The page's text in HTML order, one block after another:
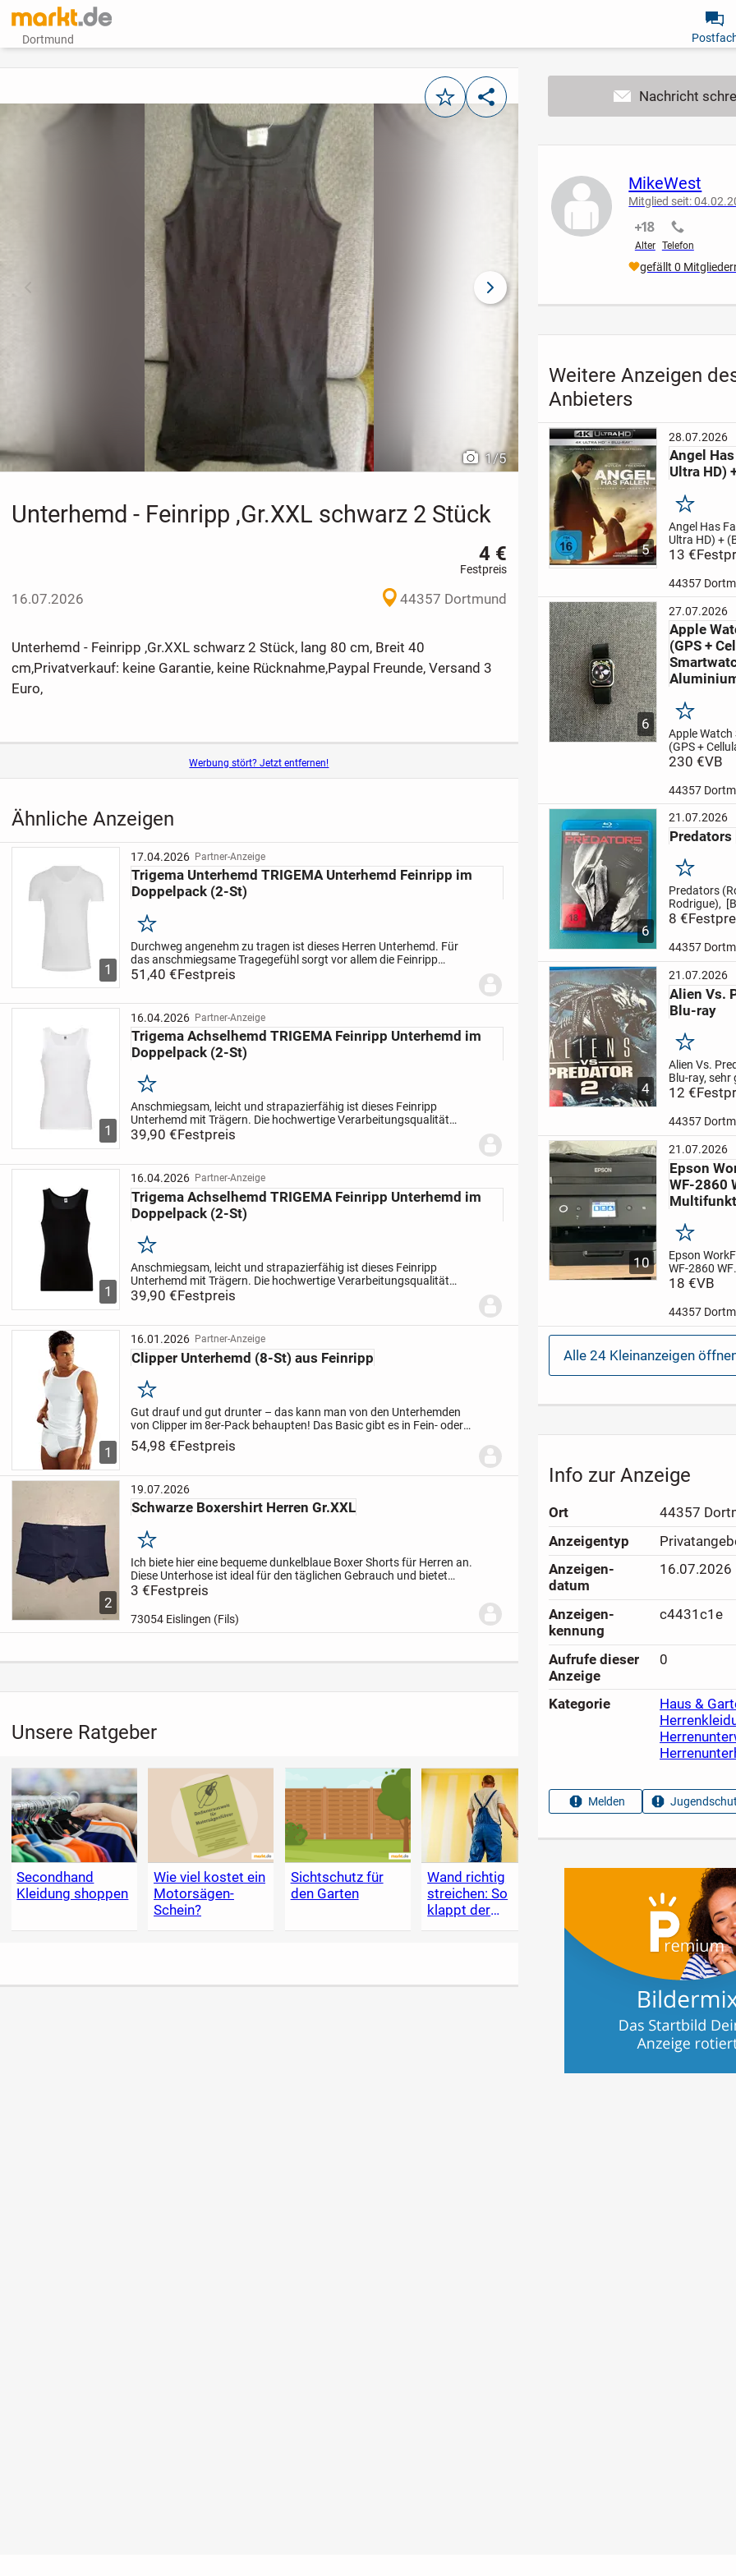
Dortmund
MerkenTeilen
vorheriges Bild
1/5
nächstes Bild
Unterhemd - Feinripp ,Gr.XXL schwarz 2 Stück
4 €
Festpreis
16.07.2026 44357 Dortmund
Unterhemd - Feinripp ,Gr.XXL schwarz 2 Stück, lang 80 cm, Breit 40
cm,Privatverkauf: keine Garantie, keine Rücknahme,Paypal Freunde, Versand 3
Euro,
Werbung stört? Jetzt entfernen!
Ähnliche Anzeigen
1
17.04.2026 Partner-Anzeige
Trigema Unterhemd TRIGEMA Unterhemd Feinripp im
Doppelpack (2-St)
Merken
Durchweg angenehm zu tragen ist dieses Herren Unterhemd. Für
das anschmiegsame Tragegefühl sorgt vor allem die Feinripp
Qualität aus reiner Biobaumwolle. Im Schlauch gestrickt, entfallen
die...
51,40 €Festpreis
1
16.04.2026 Partner-Anzeige
Trigema Achselhemd TRIGEMA Feinripp Unterhemd im
Doppelpack (2-St)
Merken
Anschmiegsam, leicht und strapazierfähig ist dieses Feinripp
Unterhemd mit Trägern. Die hochwertige Verarbeitungsqualität
sorgt für den perfekten Sitz und macht das Tragen des pflegleichten
39,90 €Festpreis
1
16.04.2026 Partner-Anzeige
Trigema Achselhemd TRIGEMA Feinripp Unterhemd im
Doppelpack (2-St)
Merken
Anschmiegsam, leicht und strapazierfähig ist dieses Feinripp
Unterhemd mit Trägern. Die hochwertige Verarbeitungsqualität
sorgt für den perfekten Sitz und macht das Tragen des pflegleichten
39,90 €Festpreis
1
16.01.2026 Partner-Anzeige
Clipper Unterhemd (8-St) aus Feinripp
Merken
Gut drauf und gut drunter – das kann man von den Unterhemden
von Clipper im 8er-Pack behaupten! Das Basic gibt es in Fein- oder
Doppelripp-Variante und begeistert mit einem schlichten Design mit
einem...
54,98 €Festpreis
2
19.07.2026
Schwarze Boxershirt Herren Gr.XXL
Merken
Ich biete hier eine bequeme dunkelblaue Boxer Shorts für Herren an.
Diese Unterhose ist ideal für den täglichen Gebrauch und bietet
angenehmen Tragekomfort.
3 €Festpreis
73054 Eislingen (Fils)
Unsere Ratgeber
Secondhand
Kleidung shoppen
Wie viel kostet ein
Motorsägen-
Schein?
Sichtschutz für
den Garten
Wand richtig
streichen: So
klappt der
Anstrich
zum
MikeWest
Mitglied seit:
Alter
nicht verifiziert
Telefon
nicht
gefällt 0
Weitere Anzeigen
Anbieters
5
28.07.2026
Angel
Ultra HD)
Merken
Angel Has
Ultra HD) +
Garantie,keine
13 €
44357
6
27.07.2026
Apple
(GPS +
Merken
Apple Watch
(GPS +
Smartwatch
Apps, sehr gut
91 %, Case,
230 €VB
44357
6
21.07.2026
Predators
Merken
Predators
Rodrigue),
,sehr gut
Garantie,
Freunde,
Euro,
8 €
44357
4
21.07.2026
Alien Vs.
Blu-ray
Merken
Alien Vs.
Blu-ray, sehr
erhalten,
keine
Euro,
12 €
44357
10
21.07.2026
Epson
WF-2860
Merken
Epson
WF-2860 WF
sonst
Garantie,
Rücknahme,
18 €VB
44357
Alle 24 Kleinanzeigen
Info zur Anzeige
Ort
44357
Anzeigen­typ
Anzeigen­
datum
16.07.2026
Anzeigen­
kennung
c4431c1e
Aufrufe dieser
Anzeige
0
Kategorie Haus &
Melden